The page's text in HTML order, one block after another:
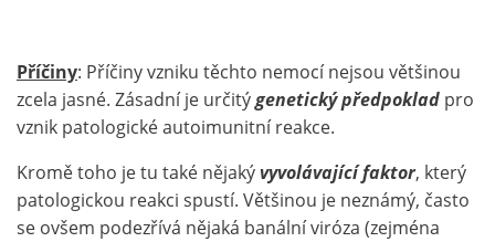
Příčiny: Příčiny vzniku těchto nemocí nejsou většinou
zcela jasné. Zásadní je určitýgenetický předpoklad pro
vznik patologické autoimunitní reakce.
Kromě toho je tu také nějakývyvolávající faktor, který
patologickou reakci spustí. Většinou je neznámý, často
se ovšem podezřívá nějaká banální viróza (zejména